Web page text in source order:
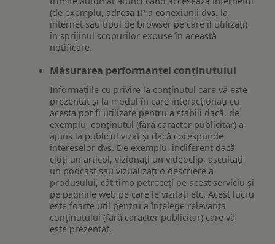
(de exemplu, adresa IP a conexiunii dvs. la
internet sau tipul de browser pe care îl utilizați)
în sprijinul scopurilor expuse în această
notificare.
Măsurarea performanței conținutului
Informațiile cu privire la conținutul care vă este
prezentat și la modul în care interacționați cu
acesta pot fi utilizate pentru a stabili dacă, de
exemplu, conținutul (fără caracter publicitar) a
ajuns la publicul vizat și dacă corespunde
intereselor dvs. De exemplu, indiferent dacă
citiți un articol, vizionați un videoclip, ascultați
un podcast sau vizualizați o descriere a
produsului, cât timp petreceți pe acest serviciu și
pe paginile web pe care le vizitați etc. Acest lucru
este foarte util pentru a înțelege relevanța
conținutului (fără caracter publicitar) care vă
este prezentat.